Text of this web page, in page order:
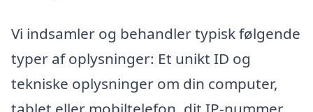
Vi indsamler og behandler typisk følgende
typer af oplysninger: Et unikt ID og
tekniske oplysninger om din computer,